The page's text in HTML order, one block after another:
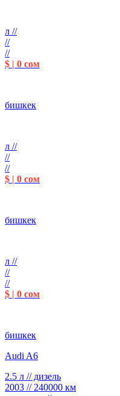
л //
//
//
$ | 0 сом
бишкек
л //
//
//
$ | 0 сом
бишкек
л //
//
//
$ | 0 сом
бишкек
Audi A6
2.5 л // дизель
2003 // 240000 км